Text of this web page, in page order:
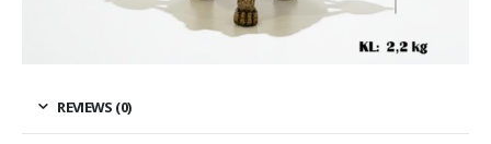
REVIEWS (0)